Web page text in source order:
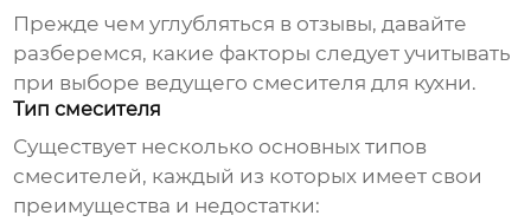
Прежде чем углубляться в отзывы, давайте
разберемся, какие факторы следует учитывать
при выборе ведущего смесителя для кухни.
Тип смесителя
Существует несколько основных типов
смесителей, каждый из которых имеет свои
преимущества и недостатки: